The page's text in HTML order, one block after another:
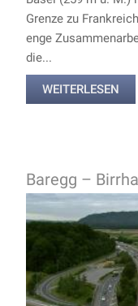
Grenze zu
enge
die...
WEITERLESEN
Baregg –